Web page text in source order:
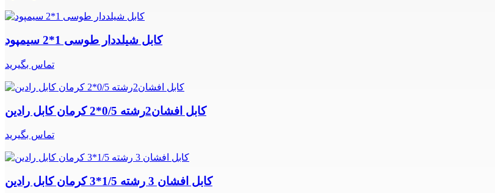
کابل شیلددار طوسی 1*2 سیمپود
تماس بگیرید
کابل افشان2رشته 0/5*2 کرمان کابل رادین
تماس بگیرید
کابل افشان 3 رشته 1/5*3 کرمان کابل رادین